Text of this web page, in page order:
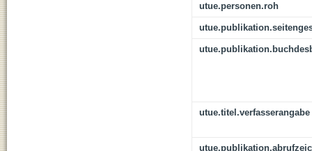
utue.personen.roh
utue.titel.verfasserangabe